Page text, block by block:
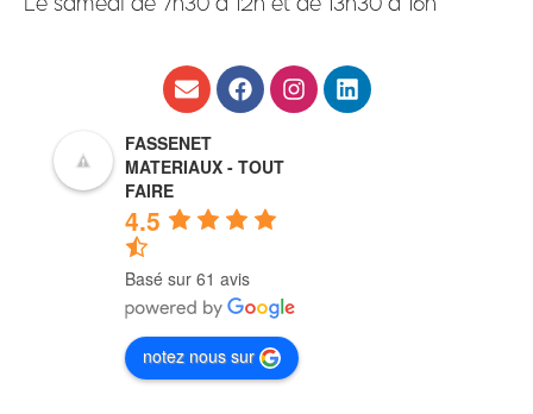
FASSENET
MATERIAUX - TOUT
FAIRE
4.5
Basé sur 61 avis
notez nous sur